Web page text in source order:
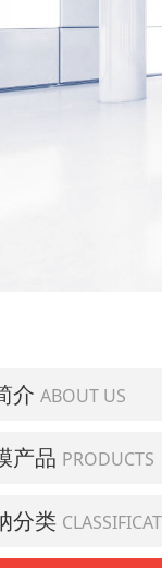
介 ABOUT US
产品 PRODUCTS
分类